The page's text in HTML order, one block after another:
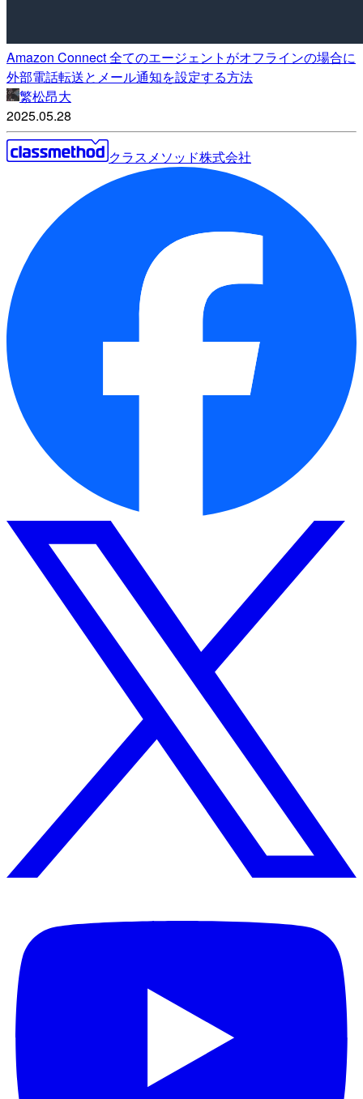
Amazon Connect 全てのエージェントがオフラインの場合に
外部電話転送とメール通知を設定する方法
繁松昂大
2025.05.28
クラスメソッド株式会社